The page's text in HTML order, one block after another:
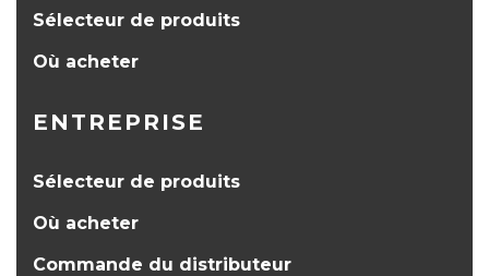
Sélecteur de produits
Où acheter
ENTREPRISE
Sélecteur de produits
Où acheter
Commande du distributeur